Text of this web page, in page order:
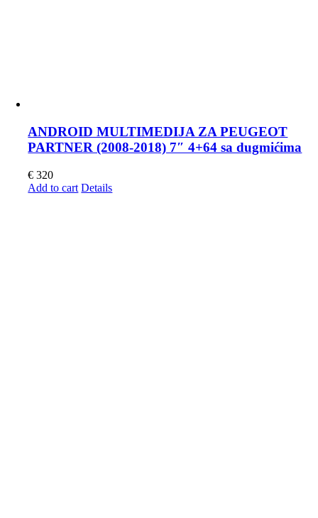
ANDROID MULTIMEDIJA ZA PEUGEOT
PARTNER (2008-2018) 7″ 4+64 sa dugmićima
€ 320
Add to cart Details